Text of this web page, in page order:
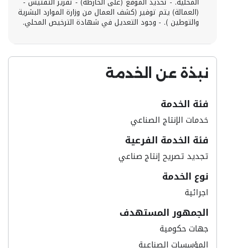
(العمالة) يتم توفير (كشف العمال من وزارة الموارد البشرية
والتوطين ). - وجود التعديل في شهادة الترخيص المحلي.
نبذة عن الخدمة
فئة الخدمة
خدمات​ الإنتاج الصناعي
فئة الخدمة الفرعية
تجديد تصريح إنتاج صناعي
نوع الخدمة
اجرائية
الجمهور المستهدف
جهات حكومية